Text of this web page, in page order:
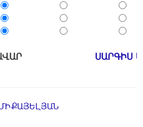
ՂԵԿԱՎԱՐ ՍԱՐԳԻՍ